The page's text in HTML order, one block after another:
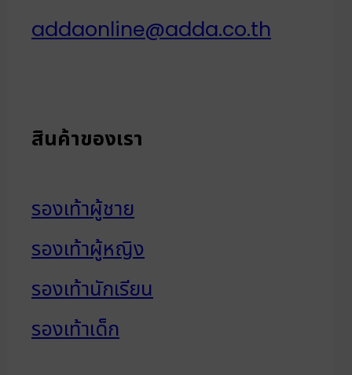
addaonline@adda.co.th
สินค้าของเรา
รองเท้าผู้ชาย
รองเท้าผู้หญิง
รองเท้านักเรียน
รองเท้าเด็ก